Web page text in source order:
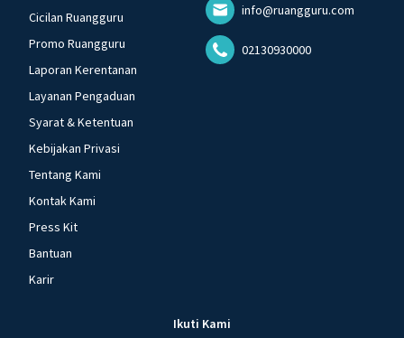
Cicilan Ruangguru
Promo Ruangguru
Laporan Kerentanan
Layanan Pengaduan
Syarat & Ketentuan
Kebijakan Privasi
Tentang Kami
Kontak Kami
Press Kit
Bantuan
Karir
info@ruangguru.com
02130930000
Ikuti Kami